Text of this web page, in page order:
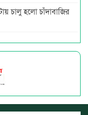
চালু হলো চাঁদাবাজির